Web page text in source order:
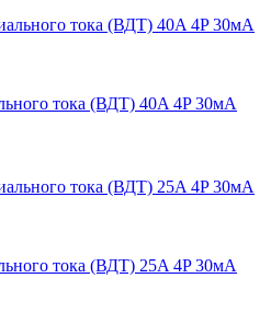
тока (ВДТ) 40A 4P 30мА
тока (ВДТ) 25A 4P 30мА